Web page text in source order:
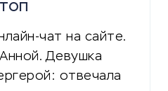
чат на сайте.
Девушка
отвечала